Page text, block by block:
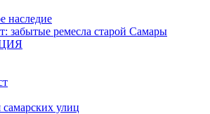
наследие
забытые ремесла старой Самары
улиц